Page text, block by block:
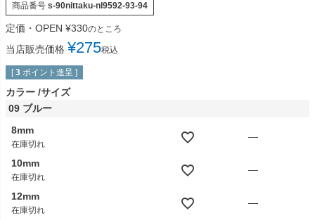
商品番号 s-90nittaku-nl9592-93-94
定価・OPEN ¥330のところ
当店販売価格 ¥275税込
[ 3 ポイント進呈 ]
カラー サイズ
09 ブルー
8mm
在庫切れ
—
10mm
在庫切れ
—
12mm
在庫切れ
—